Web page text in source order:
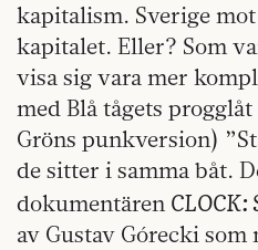
kapitalism. Sverige
kapitalet. Eller? Som
visa sig vara mer
med Blå tågets
Gröns punkversion)
de sitter i samma båt.
dokumentären
av Gustav Górecki som